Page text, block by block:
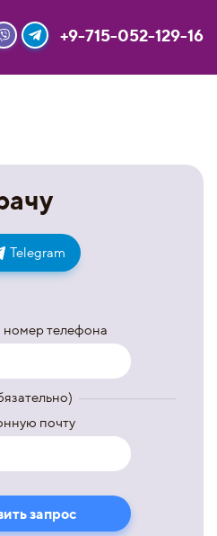
+9-715-052-129-16
Telegram
номер телефона
почту